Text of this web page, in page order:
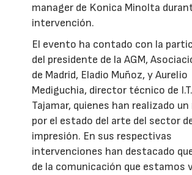
manager de Konica Minolta
intervención.
El evento ha contado con la
del presidente de la AGM,
de Madrid, Eladio Muñoz, y Aurelio
Mediguchia, director técnico de
Tajamar, quienes han realizado
por el estado del arte del sector
impresión. En sus respectivas
intervenciones han destacado
de la comunicación que estamos